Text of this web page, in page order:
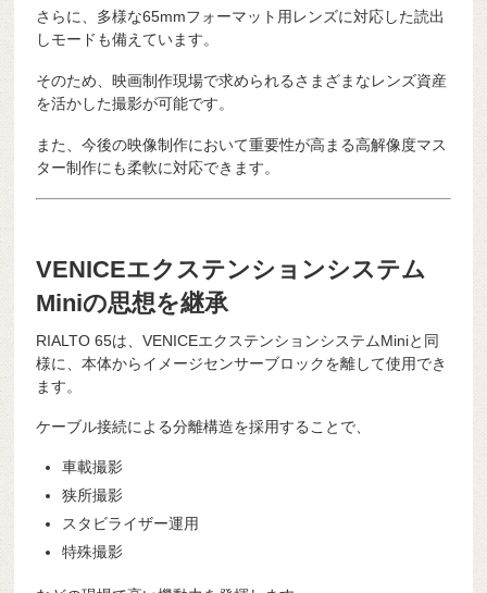
さらに、多様な65mmフォーマット用レンズに対応した読出
しモードも備えています。
そのため、映画制作現場で求められるさまざまなレンズ資産
を活かした撮影が可能です。
また、今後の映像制作において重要性が高まる高解像度マス
ター制作にも柔軟に対応できます。
VENICEエクステンションシステム
Miniの思想を継承
RIALTO 65は、VENICEエクステンションシステムMiniと同
様に、本体からイメージセンサーブロックを離して使用でき
ます。
ケーブル接続による分離構造を採用することで、
車載撮影
狭所撮影
スタビライザー運用
特殊撮影